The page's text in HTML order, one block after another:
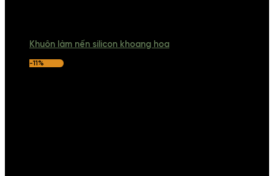
Khuôn làm nến silicon khoang hoa
-11%